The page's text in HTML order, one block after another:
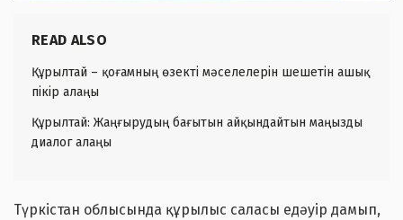
READ ALSO
Құрылтай – қоғамның өзекті мәселелерін шешетін ашық
пікір алаңы
Құрылтай: Жаңғырудың бағытын айқындайтын маңызды
диалог алаңы
Түркістан облысында құрылыс саласы едәуір дамып,